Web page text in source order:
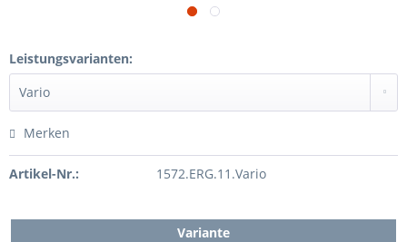
Leistungsvarianten:
Merken
Artikel-Nr.: 1572.ERG.11.Vario
Variante